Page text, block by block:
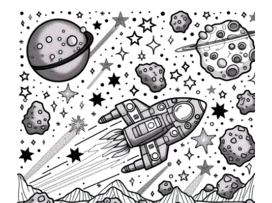
u
b
i
c
a
i
o
n